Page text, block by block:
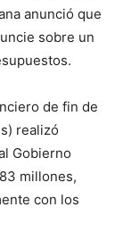
anunció que
sobre un
de fin de
realizó
Gobierno
millones,
con los